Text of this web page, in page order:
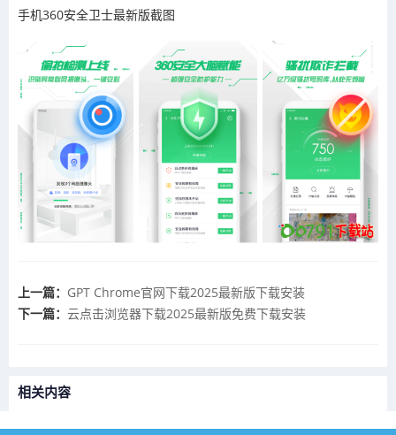
手机360安全卫士最新版截图
上一篇： GPT Chrome官网下载2025最新版下载安装
下一篇： 云点击浏览器下载2025最新版免费下载安装
相关内容